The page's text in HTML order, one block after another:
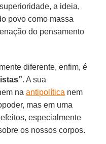
a ideia,
povo como massa
do pensamento
diferente, enfim, é
. A sua
naantipolítica nem
mas em uma
especialmente
os nossos corpos.